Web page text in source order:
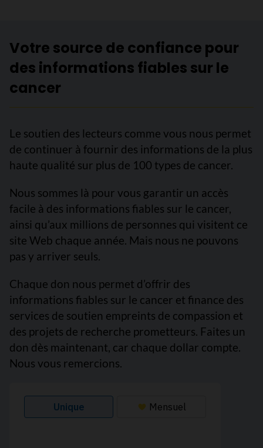
Votre source de confiance pour
des informations fiables sur le
cancer
Le soutien des lecteurs comme vous nous permet
de continuer à fournir des informations de la plus
haute qualité sur plus de 100 types de cancer.
Nous sommes là pour vous garantir un accès
facile à des informations fiables sur le cancer,
ainsi qu’aux millions de personnes qui visitent ce
site Web chaque année. Mais nous ne pouvons
pas y arriver seuls.
Chaque don nous permet d’offrir des
informations fiables sur le cancer et finance des
services de soutien empreints de compassion et
des projets de recherche prometteurs. Faites un
don dès maintenant, car chaque dollar compte.
Nous vous remercions.